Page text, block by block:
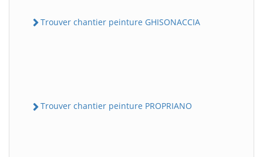
Trouver chantier peinture GHISONACCIA
Trouver chantier peinture PROPRIANO